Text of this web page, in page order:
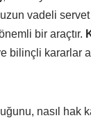
vadeli
bir araçtır.
bilinçli kararlar
nasıl hak